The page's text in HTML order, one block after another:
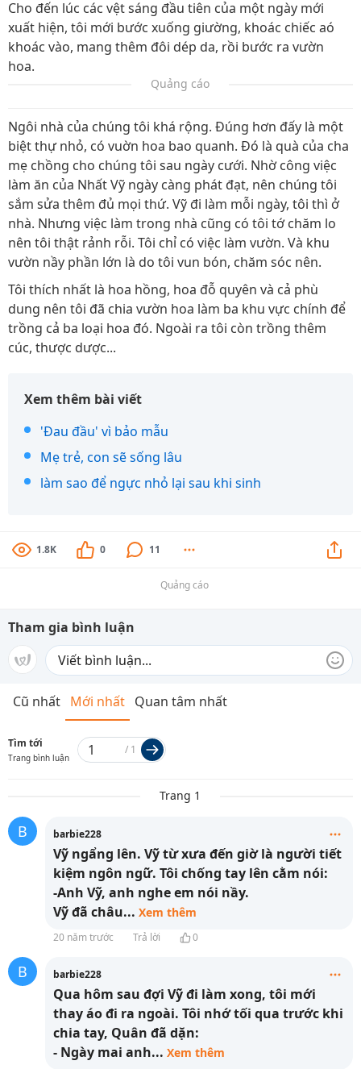
Cho đến lúc các vệt sáng đầu tiên của một ngày mới
xuất hiện, tôi mới bước xuống giường, khoác chiếc aó
khoác vào, mang thêm đôi dép da, rồi bước ra vườn
hoa.
Quảng cáo
Ngôi nhà của chúng tôi khá rộng. Đúng hơn đấy là một
biệt thự nhỏ, có vuờn hoa bao quanh. Đó là quà của cha
mẹ chồng cho chúng tôi sau ngày cưới. Nhờ công việc
làm ăn của Nhất Vỹ ngày càng phát đạt, nên chúng tôi
sắm sửa thêm đủ mọi thứ. Vỹ đi làm mỗi ngày, tôi thì ở
nhà. Nhưng việc làm trong nhà cũng có tôi tớ chăm lo
nên tôi thật rảnh rỗi. Tôi chỉ có việc làm vườn. Và khu
vườn nầy phần lớn là do tôi vun bón, chăm sóc nên.
Tôi thích nhất là hoa hồng, hoa đỗ quyên và cả phù
dung nên tôi đã chia vườn hoa làm ba khu vực chính để
trồng cả ba loại hoa đó. Ngoài ra tôi còn trồng thêm
cúc, thược dược...
Xem thêm bài viết
'Đau đầu' vì bảo mẫu
Mẹ trẻ, con sẽ sống lâu
làm sao để ngực nhỏ lại sau khi sinh
1.8K 0 11
Quảng cáo
Tham gia bình luận
Cũ nhất Mới nhất Quan tâm nhất
Tìm tới
Trang bình luận
/ 1
Trang 1
B barbie228
Vỹ ngẩng lên. Vỹ từ xưa đến giờ là người tiết
kiệm ngôn ngữ. Tôi chống tay lên cằm nói:
-Anh Vỹ, anh nghe em nói nầy.
Vỹ đã châu... Xem thêm
20 năm trước Trả lời 0
B barbie228
Qua hôm sau đợi Vỹ đi làm xong, tôi mới
thay áo đi ra ngoài. Tôi nhớ tối qua trước khi
chia tay, Quân đã dặn:
- Ngày mai anh... Xem thêm